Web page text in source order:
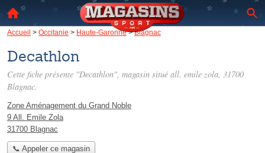
Accueil > Occitanie > Haute-Garonne>Blagnac
Decathlon
Cette fiche présente "Decathlon", magasin situé all. emile zola, 31700
Blagnac.
Zone Aménagement du Grand Noble
9 All. Emile Zola
31700 Blagnac
📞 Appeler ce magasin